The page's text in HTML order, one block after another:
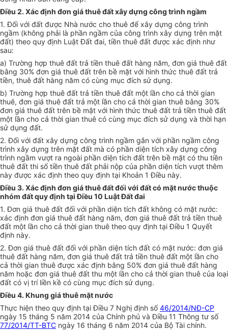
Điều 2. Xác định đơn giá thuê đất xây dựng công trình ngầm
1. Đối với đất được Nhà nước cho thuê để xây dựng công trình
ngầm (không phải là phần ngầm của công trình xây dựng trên mặt
đất) theo quy định Luật Đất đai, tiền thuê đất được xác định như
sau:
a) Trường hợp thuê đất trả tiền thuê đất hàng năm, đơn giá thuê đất
bằng 30% đơn giá thuê đất trên bề mặt với hình thức thuê đất trả
tiền, thuê đất hàng năm có cùng mục đích sử dụng.
b) Trường hợp thuê đất trả tiền thuê đất một lần cho cả thời gian
thuê, đơn giá thuê đất trả một lần cho cả thời gian thuê bằng 30%
đơn giá thuê đất trên bề mặt với hình thức thuê đất trả tiền thuê đất
một lần cho cả thời gian thuê có cùng mục đích sử dụng và thời hạn
sử dụng đất.
2. Đối với đất xây dựng công trình ngầm gắn với phần ngầm công
trình xây dựng trên mặt đất mà có phần diện tích xây dựng công
trình ngầm vượt ra ngoài phần diện tích đất trên bề mặt có thu tiền
thuê đất thi số tiền thuê đất phải nộp của phần diện tích vượt thêm
này được xác định theo quy định tại Khoản 1 Điều này.
Điều 3. Xác định đơn giá thuê đất đối với đất có mặt nước thuộc
nhóm đất quy định tại Điều 10 Luật Đất đai
1. Đơn giá thuê đất đối với phần diện tích đất không có mặt nước:
xác định đơn giá thuê đất hàng năm, đơn giá thuê đất trả tiền thuê
đất một lần cho cả thời gian thuê theo quy định tại Điều 1 Quyết
định này.
2. Đơn giá thuê đất đối với phần diện tích đất có mặt nước: đơn giá
thuê đất hàng năm, đơn giá thuê đất trả tiền thuê đất một lần cho
cả thời gian thuê được xác định bằng 50% đơn giá thuê đất hàng
năm hoặc đơn giá thuê đất thu một lần cho cả thời gian thuê của loại
đất có vị trí liền kề có cùng mục đích sử dụng.
Điều 4. Khung giá thuê mặt nước
Thực hiện theo quy định tại Điều 7 Nghị định số46/2014/NĐ-CP
ngày 15 tháng 5 năm 2014 của Chính phủ và Điều 11 Thông tư số
77/2014/TT-BTC ngày 16 tháng 6 năm 2014 của Bộ Tài chính.